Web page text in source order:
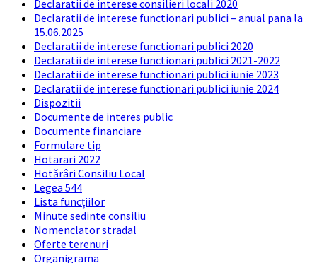
Declaratii de interese consilieri locali 2020
Declaratii de interese functionari publici – anual pana la
15.06.2025
Declaratii de interese functionari publici 2020
Declaratii de interese functionari publici 2021-2022
Declaratii de interese functionari publici iunie 2023
Declaratii de interese functionari publici iunie 2024
Dispozitii
Documente de interes public
Documente financiare
Formulare tip
Hotarari 2022
Hotărâri Consiliu Local
Legea 544
Lista funcțiilor
Minute sedinte consiliu
Nomenclator stradal
Oferte terenuri
Organigrama